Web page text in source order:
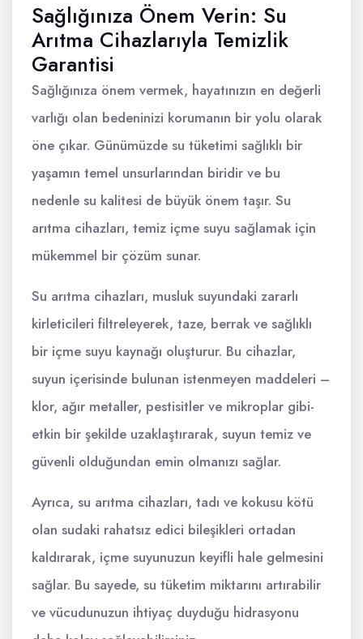
Sağlığınıza Önem Verin: Su
Arıtma Cihazlarıyla Temizlik
Garantisi
Sağlığınıza önem vermek, hayatınızın en değerli
varlığı olan bedeninizi korumanın bir yolu olarak
öne çıkar. Günümüzde su tüketimi sağlıklı bir
yaşamın temel unsurlarından biridir ve bu
nedenle su kalitesi de büyük önem taşır. Su
arıtma cihazları, temiz içme suyu sağlamak için
mükemmel bir çözüm sunar.
Su arıtma cihazları, musluk suyundaki zararlı
kirleticileri filtreleyerek, taze, berrak ve sağlıklı
bir içme suyu kaynağı oluşturur. Bu cihazlar,
suyun içerisinde bulunan istenmeyen maddeleri –
klor, ağır metaller, pestisitler ve mikroplar gibi-
etkin bir şekilde uzaklaştırarak, suyun temiz ve
güvenli olduğundan emin olmanızı sağlar.
Ayrıca, su arıtma cihazları, tadı ve kokusu kötü
olan sudaki rahatsız edici bileşikleri ortadan
kaldırarak, içme suyunuzun keyifli hale gelmesini
sağlar. Bu sayede, su tüketim miktarını artırabilir
ve vücudunuzun ihtiyaç duyduğu hidrasyonu